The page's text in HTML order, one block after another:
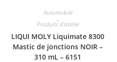
Automobile
,
Produits d'atelier
LIQUI MOLY Liquimate 8300
Mastic de jonctions NOIR –
310 mL – 6151